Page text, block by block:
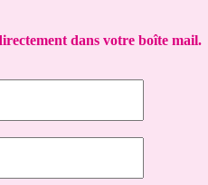
dans votre boîte mail.